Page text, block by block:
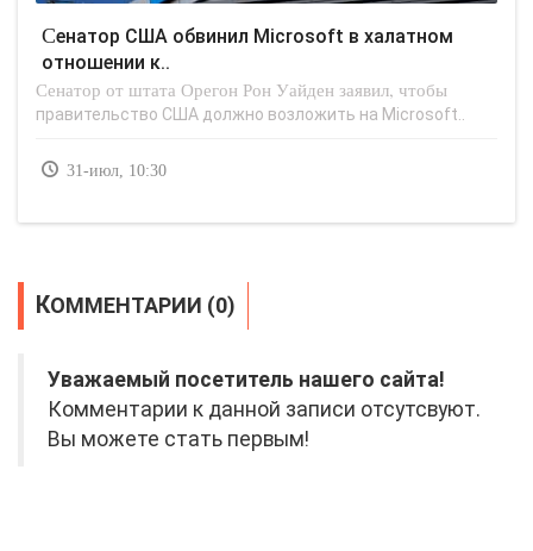
Сенатор США обвинил Microsoft в халатном
отношении к..
Сенатор от штата Орегон Рон Уайден заявил, чтобы
правительство США должно возложить на Microsoft..
31-июл, 10:30
КОММЕНТАРИИ (0)
Уважаемый посетитель нашего сайта!
Комментарии к данной записи отсутсвуют.
Вы можете стать первым!